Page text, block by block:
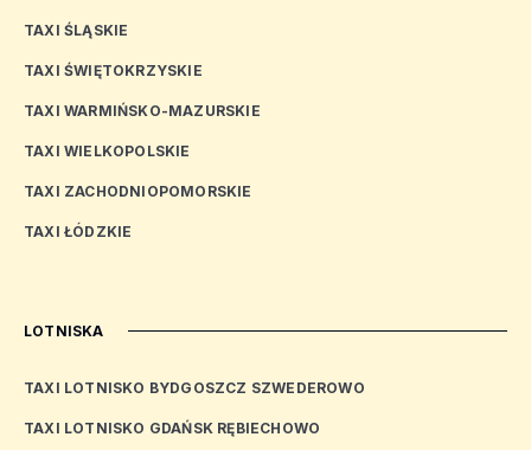
TAXI ŚLĄSKIE
TAXI ŚWIĘTOKRZYSKIE
TAXI WARMIŃSKO-MAZURSKIE
TAXI WIELKOPOLSKIE
TAXI ZACHODNIOPOMORSKIE
TAXI ŁÓDZKIE
LOTNISKA
TAXI LOTNISKO BYDGOSZCZ SZWEDEROWO
TAXI LOTNISKO GDAŃSK RĘBIECHOWO